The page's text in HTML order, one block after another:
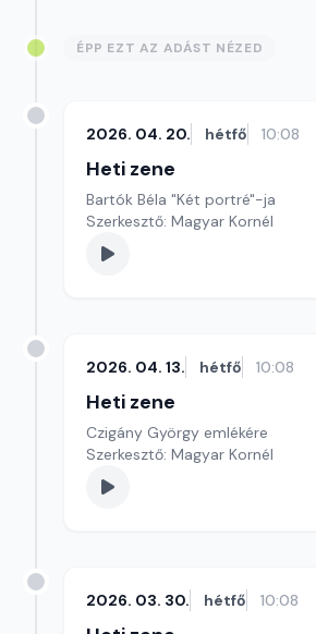
ÉPP EZT AZ ADÁST NÉZED
2026. 04. 20. hétfő 10:08
Heti zene
Bartók Béla "Két portré"-ja
Szerkesztő: Magyar Kornél
2026. 04. 13. hétfő 10:08
Heti zene
Czigány György emlékére
Szerkesztő: Magyar Kornél
2026. 03. 30. hétfő 10:08